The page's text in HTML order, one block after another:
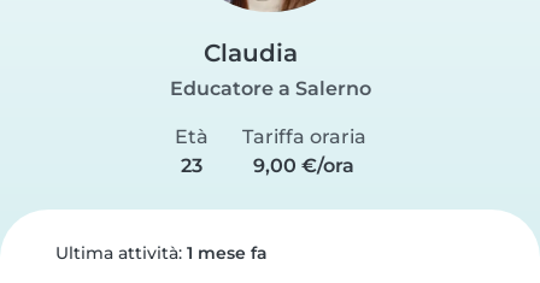
Claudia
Educatore a Salerno
Età
23
Tariffa oraria
9,00 €/ora
Ultima attività: 1 mese fa